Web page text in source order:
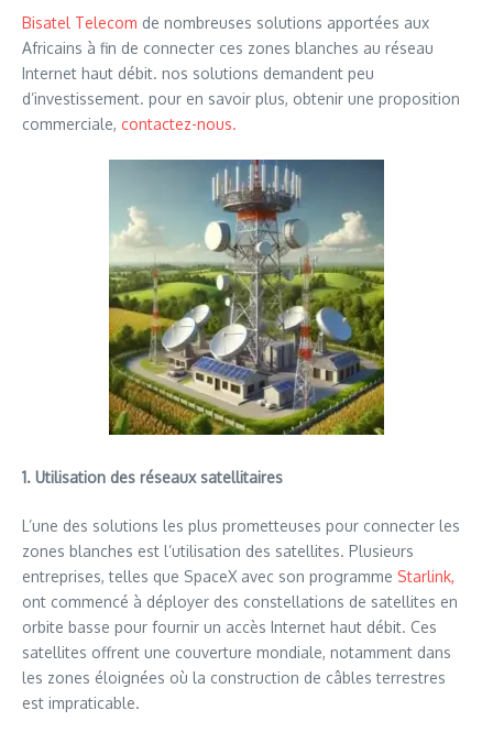
Bisatel Telecom de nombreuses solutions apportées aux
Africains à fin de connecter ces zones blanches au réseau
Internet haut débit. nos solutions demandent peu
d’investissement. pour en savoir plus, obtenir une proposition
commerciale, contactez-nous.
1. Utilisation des réseaux satellitaires
L’une des solutions les plus prometteuses pour connecter les
zones blanches est l’utilisation des satellites. Plusieurs
entreprises, telles que SpaceX avec son programme Starlink,
ont commencé à déployer des constellations de satellites en
orbite basse pour fournir un accès Internet haut débit. Ces
satellites offrent une couverture mondiale, notamment dans
les zones éloignées où la construction de câbles terrestres
est impraticable.